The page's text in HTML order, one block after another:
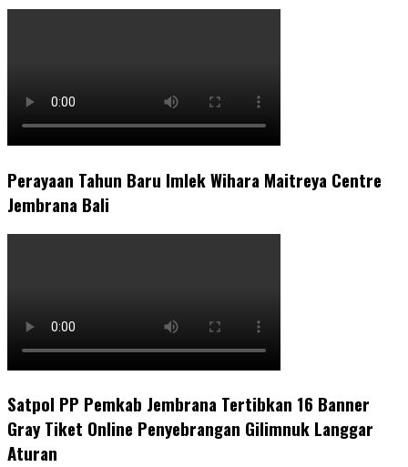
Perayaan Tahun Baru Imlek Wihara Maitreya Centre
Jembrana Bali
Satpol PP Pemkab Jembrana Tertibkan 16 Banner
Gray Tiket Online Penyebrangan Gilimnuk Langgar
Aturan